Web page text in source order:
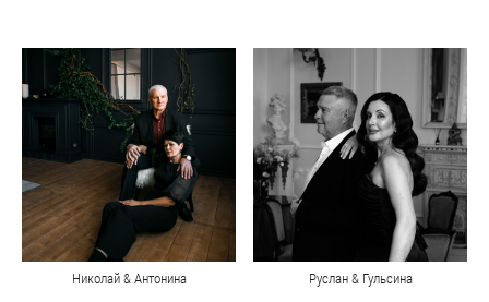
Николай & Антонина Руслан & Гульсина